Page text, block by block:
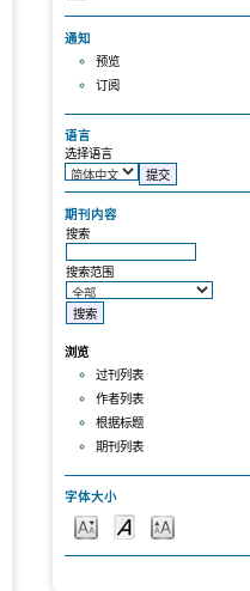
通知
预览
订阅
语言
选择语言
期刊内容
搜索
搜索范围
浏览
过刊列表
作者列表
根据标题
期刊列表
字体大小